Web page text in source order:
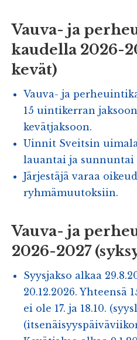
Vauva- ja
kaudella 2026-
kevät)
Vauva- ja
15 uintikerran
kevätjaksoon.
Uinnit Sveitsin
lauantai ja sunnuntai
Järjestäjä varaa
ryhmämuutoksiin.
Vauva- ja
2026-2027
Syysjakso alkaa
20.12.2026. Yhteensä
ei ole 17. ja 18.10.